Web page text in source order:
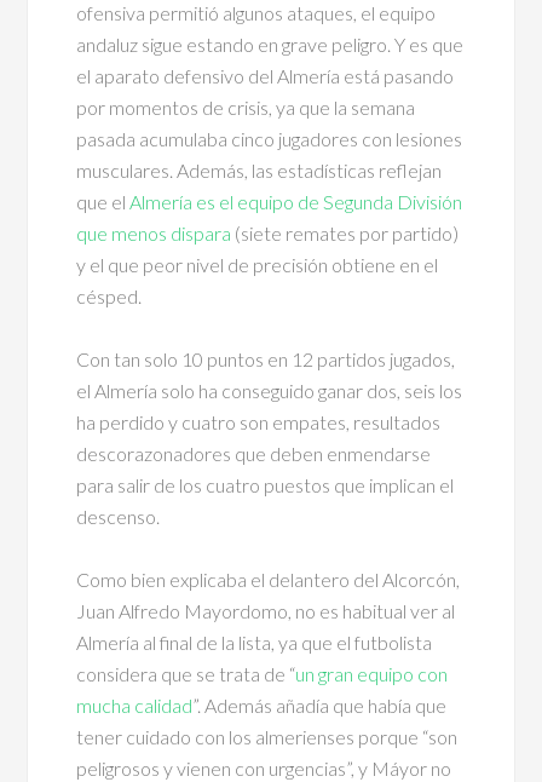
ofensiva permitió algunos ataques, el equipo
andaluz sigue estando en grave peligro. Y es que
el aparato defensivo del Almería está pasando
por momentos de crisis, ya que la semana
pasada acumulaba cinco jugadores con lesiones
musculares. Además, las estadísticas reflejan
que elAlmería es el equipo de Segunda División
que menos dispara (siete remates por partido)
y el que peor nivel de precisión obtiene en el
césped.
Con tan solo 10 puntos en 12 partidos jugados,
el Almería solo ha conseguido ganar dos, seis los
ha perdido y cuatro son empates, resultados
descorazonadores que deben enmendarse
para salir de los cuatro puestos que implican el
descenso.
Como bien explicaba el delantero del Alcorcón,
Juan Alfredo Mayordomo, no es habitual ver al
Almería al final de la lista, ya que el futbolista
considera que se trata de “un gran equipo con
mucha calidad”. Además añadía que había que
tener cuidado con los almerienses porque “son
peligrosos y vienen con urgencias”, y Máyor no